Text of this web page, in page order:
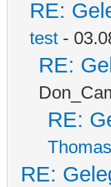
RE:
test -
RE:
RE:
RE: